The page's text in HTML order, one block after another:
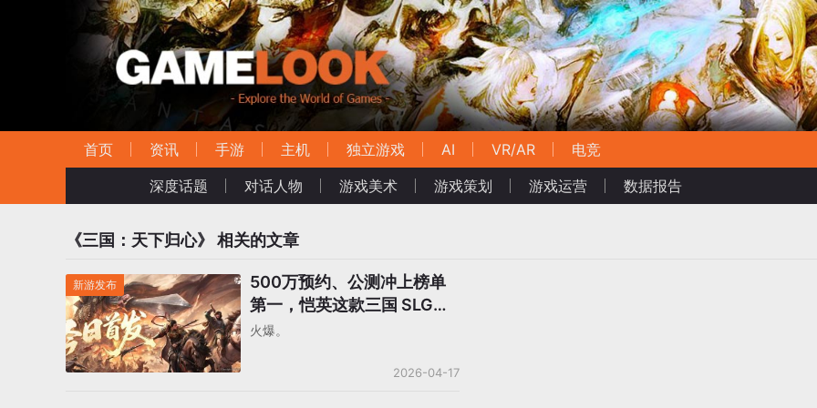
首页 资讯 手游 主机 独立游戏 AI VR/AR
电竞
深度话题
对话人物 游戏美术 游戏策划 游戏运营 数据报告
《三国：天下归心》 相关的文章
新游发布
500万预约、公测冲上榜单
第一，恺英这款三国 SLG已
经卷到下一代了
火爆。
2026-04-17